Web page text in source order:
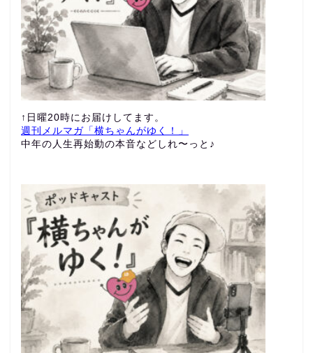
↑日曜20時にお届けしてます。
週刊メルマガ「横ちゃんがゆく！」
中年の人生再始動の本音などしれ〜っと♪